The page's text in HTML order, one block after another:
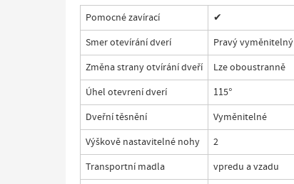
Pomocné zavírací ✔
Smer otevírání dverí Pravý vyměnitelný
Změna strany otvírání dveří Lze oboustranně
Úhel otevrení dverí 115°
Dveřní těsnění Vyměnitelné
Výškově nastavitelné nohy 2
Transportní madla vpredu a vzadu